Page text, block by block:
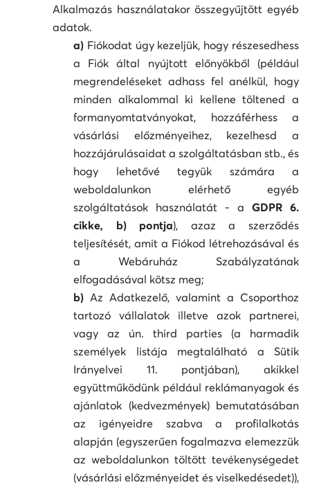
Alkalmazás használatakor összegyűjtött egyéb
adatok.
a) Fiókodat úgy kezeljük, hogy részesedhess
a Fiók által nyújtott előnyökből (például
megrendeléseket adhass fel anélkül, hogy
minden alkalommal ki kellene töltened a
formanyomtatványokat, hozzáférhess a
vásárlási előzményeihez, kezelhesd a
hozzájárulásaidat a szolgáltatásban stb., és
hogy lehetővé tegyük számára a
weboldalunkon elérhető egyéb
szolgáltatások használatát - a GDPR 6.
cikke, b) pontja), azaz a szerződés
teljesítését, amit a Fiókod létrehozásával és
a Webáruház Szabályzatának
elfogadásával kötsz meg;
b) Az Adatkezelő, valamint a Csoporthoz
tartozó vállalatok illetve azok partnerei,
vagy az ún. third parties (a harmadik
személyek listája megtalálható a Sütik
Irányelvei 11. pontjában), akikkel
együttműködünk például reklámanyagok és
ajánlatok (kedvezmények) bemutatásában
az igényeidre szabva a profilalkotás
alapján (egyszerűen fogalmazva elemezzük
az weboldalunkon töltött tevékenységedet
(vásárlási előzményeidet és viselkedésedet)),